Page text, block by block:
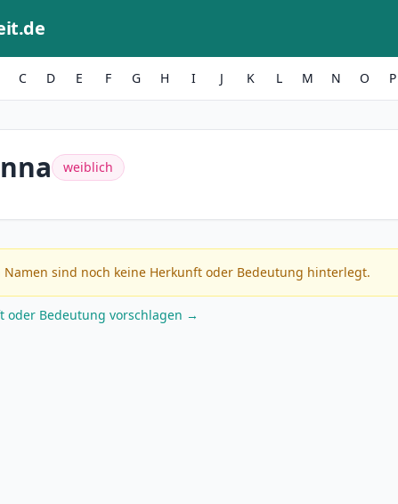
C D E F G H I J K L M N O P
weiblich
Namen sind noch keine Herkunft oder Bedeutung hinterlegt.
oder Bedeutung vorschlagen →